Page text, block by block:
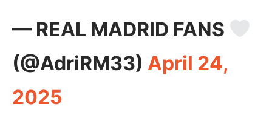
— REAL MADRID FANS
(@AdriRM33) April 24,
2025